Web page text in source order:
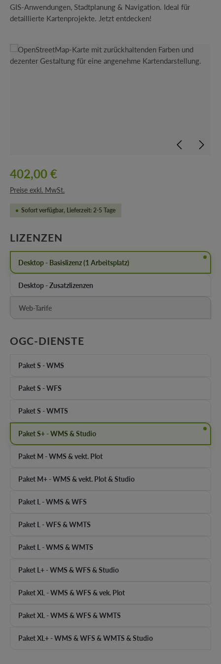
GIS-Anwendungen, Stadtplanung & Navigation. Ideal für
detaillierte Kartenprojekte. Jetzt entdecken!
Bildergalerie überspringen
402,00 €
Preise exkl. MwSt.
Sofort verfügbar, Lieferzeit: 2-5 Tage
LIZENZEN
Desktop - Basislizenz (1 Arbeitsplatz)
Desktop - Zusatzlizenzen
Web-Tarife
(Diese Option ist zurzeit nicht verfügbar.)
OGC-DIENSTE
Paket S - WMS
Paket S - WFS
Paket S - WMTS
Paket S+ - WMS & Studio
Paket M - WMS & vekt. Plot
Paket M+ - WMS & vekt. Plot & Studio
Paket L - WMS & WFS
Paket L - WFS & WMTS
Paket L - WMS & WMTS
Paket L+ - WMS & WFS & Studio
Paket XL - WMS & WFS & vek. Plot
Paket XL - WMS & WFS & WMTS
Paket XL+ - WMS & WFS & WMTS & Studio